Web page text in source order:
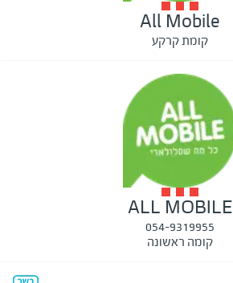
All Mobile
קומת קרקע
ALL MOBILE
054-9319955
קומה ראשונה